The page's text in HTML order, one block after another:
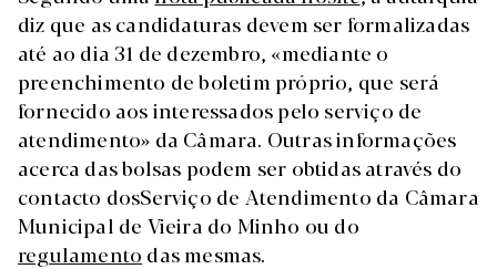
diz que as candidaturas devem ser formalizadas
até ao dia 31 de dezembro, «mediante o
preenchimento de boletim próprio, que será
fornecido aos interessados pelo serviço de
atendimento» da Câmara. Outras informações
acerca das bolsas podem ser obtidas através do
contacto dosServiço de Atendimento da Câmara
Municipal de Vieira do Minho ou do
regulamento das mesmas.